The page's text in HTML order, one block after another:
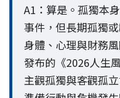
A1：算是。孤獨本
事件，但長期孤獨
身體、心理與財務
發布的《2026人生
主觀孤獨與客觀孤